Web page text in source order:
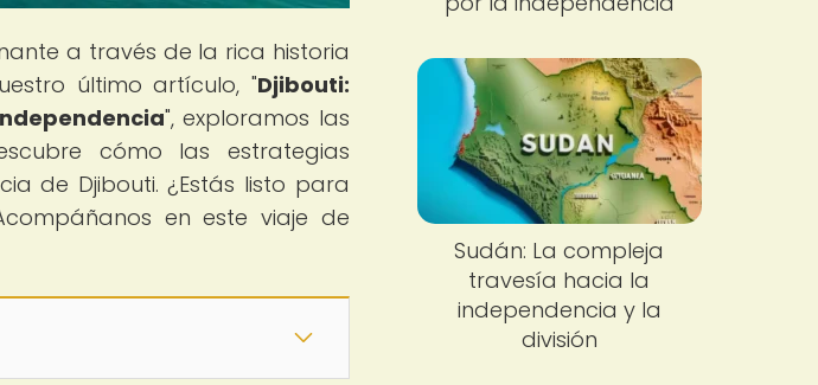
a través de la rica historia
último artículo, "Djibouti:
", exploramos las
cómo las estrategias
de Djibouti. ¿Estás listo para
en este viaje de
Sudán: La compleja
travesía hacia la
independencia y la
división